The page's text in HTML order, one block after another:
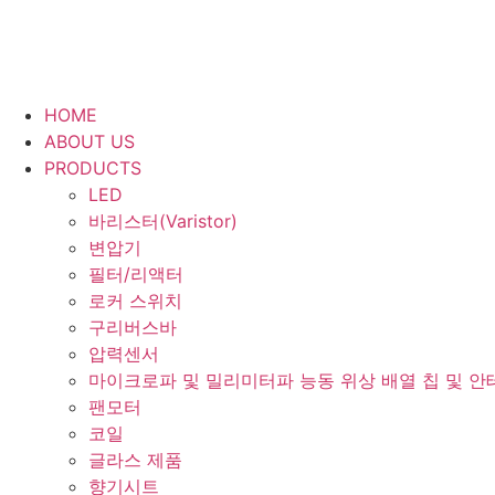
HOME
ABOUT US
PRODUCTS
LED
바리스터(Varistor)
변압기
필터/리액터
로커 스위치
구리버스바
압력센서
마이크로파 및 밀리미터파 능동 위상 배열 칩 및 안
팬모터
코일
글라스 제품
향기시트